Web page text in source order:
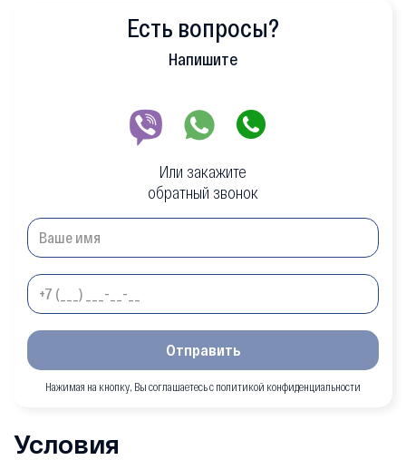
Есть вопросы?
Напишите
Или закажите
обратный звонок
Отправить
Нажимая на кнопку, Вы соглашаетесь с политикой конфиденциальности
Условия